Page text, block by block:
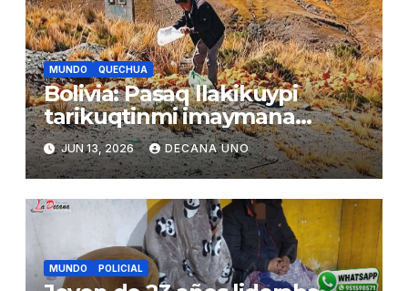
MUNDO QUECHUA
Bolivia: Pasaq llakikuypi
tarikuqtinmi imaymana
mihuykunata ñan patakunapi
hich’arparishanku
JUN 13, 2026 DECANA UNO
MUNDO POLICIAL